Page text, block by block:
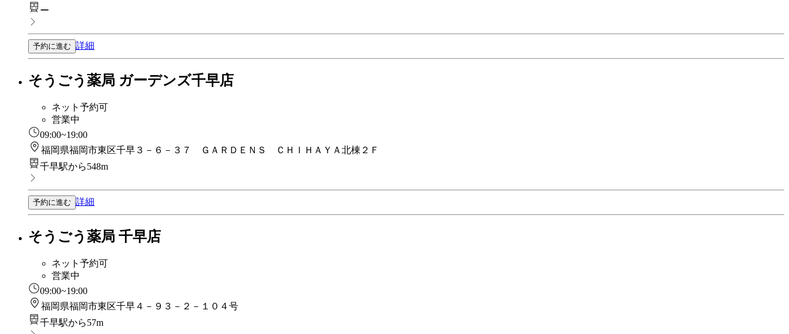
ー
予約に進む 詳細
そうごう薬局 ガーデンズ千早店
ネット予約可
営業中
09:00~19:00
福岡県福岡市東区千早３－６－３７ ＧＡＲＤＥＮＳ ＣＨＩＨＡＹＡ北棟２Ｆ
千早駅から548m
予約に進む 詳細
そうごう薬局 千早店
ネット予約可
営業中
09:00~19:00
福岡県福岡市東区千早４－９３－２－１０４号
千早駅から57m